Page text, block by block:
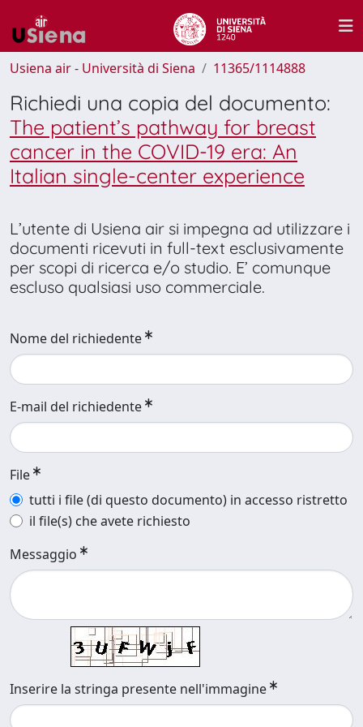
Usiena air - Università di Siena 11365/1114888
Richiedi una copia del documento:
The patient’s pathway for breast
cancer in the COVID-19 era: An
Italian single-center experience
L’utente di Usiena air si impegna ad utilizzare i
documenti ricevuti in full-text esclusivamente
per scopi di ricerca e/o studio. E’ comunque
escluso qualsiasi uso commerciale.
Nome del richiedente
E-mail del richiedente
File
tutti i file (di questo documento) in accesso ristretto
il file(s) che avete richiesto
Messaggio
Inserire la stringa presente nell'immagine